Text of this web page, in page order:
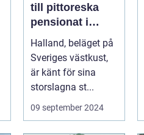
till pittoreska
pensionat i
Halland
Halland, beläget på
Sveriges västkust,
är känt för sina
storslagna st...
09 september 2024